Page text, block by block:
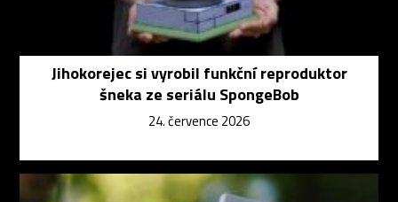
Jihokorejec si vyrobil funkční reproduktor
šneka ze seriálu SpongeBob
24. července 2026